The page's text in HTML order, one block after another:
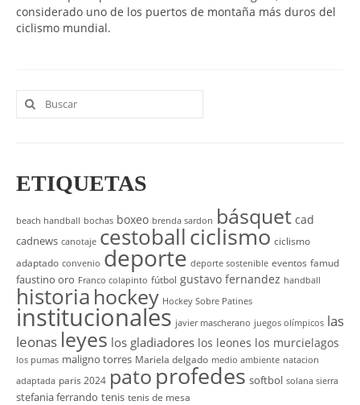
considerado uno de los puertos de montaña más duros del
ciclismo mundial.
Buscar
por:
ETIQUETAS
beach handball bochas boxeo brenda sardon básquet cad
cadnews canotaje cestoballciclismo ciclismo
adaptado convenio deporte deporte sostenible eventos famud
faustino oro Franco colapinto fútbol gustavo fernandez handball
historia hockey Hockey Sobre Patines
institucionales javier mascherano juegos olímpicos las
leonas leyes los gladiadores los leones los murcielagos
los pumas maligno torres Mariela delgado medio ambiente natacion
adaptada paris 2024 pato profedes softbol solana sierra
stefania ferrando tenis tenis de mesa